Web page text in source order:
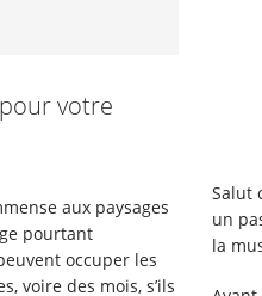
aux États-Unis
votre
aux paysages
pourtant
occuper les
voire des mois, s’ils
Salut
un
la